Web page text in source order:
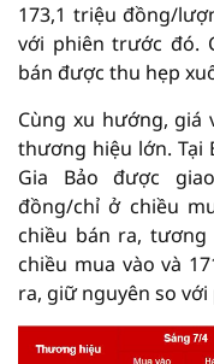
173,1 triệu đồng/
với phiên trước đó.
bán được thu hẹp
Cùng xu hướng, giá
thương hiệu lớn. Tại
Gia Bảo được
đồng/chỉ ở chiều
chiều bán ra,
chiều mua vào và
ra, giữ nguyên so